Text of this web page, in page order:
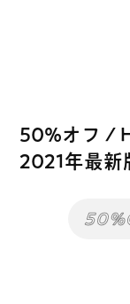
50%オフ /
2021年最新